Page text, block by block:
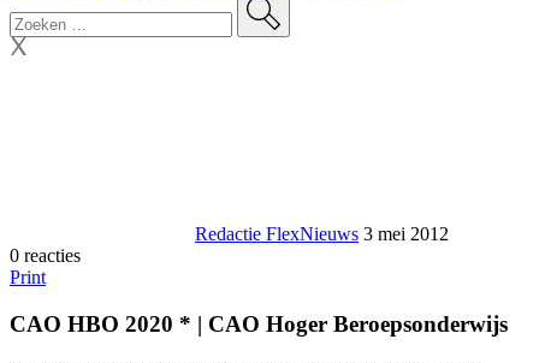
Redactie FlexNieuws 3 mei 2012
0 reacties
Print
CAO HBO 2020 * | CAO Hoger Beroepsonderwijs